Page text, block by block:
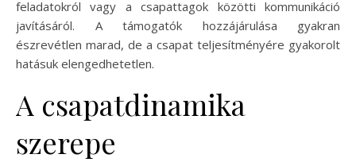
feladatokról vagy a csapattagok közötti kommunikáció
javításáról. A támogatók hozzájárulása gyakran
észrevétlen marad, de a csapat teljesítményére gyakorolt
hatásuk elengedhetetlen.
A csapatdinamika
szerepe